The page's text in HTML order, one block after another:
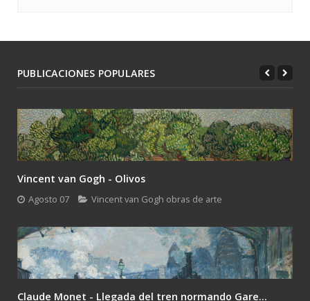
PUBLICACIONES POPULARES
Vincent van Gogh - Olivos
Agosto 07 Vincent van Gogh obras de arte
Claude Monet - Llegada del tren normando Gare...